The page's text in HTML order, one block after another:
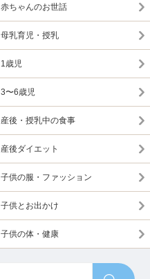
赤ちゃんのお世話
母乳育児・授乳
1歳児
3〜6歳児
産後・授乳中の食事
産後ダイエット
子供の服・ファッション
子供とお出かけ
子供の体・健康